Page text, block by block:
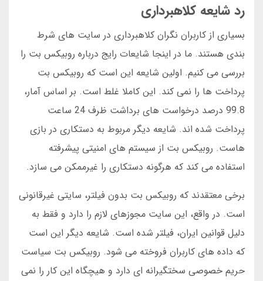
رد شایعه کلاهبرداری
بسیاری از کاربران نگران کلاهبرداری در سایت های شرط
بندی هستند. ما در اینجا شایعات رایج درباره روبیکس بت را
بررسی می کنیم. اولین شایعه این است که روبیکس بت
پرداخت ها را نمی کند. این کاملا غلط است. بر اساس آمار،
99.8 درصد درخواست های برداشت ظرف 24 ساعت
پرداخت شده اند. شایعه دیگر مربوط به دستکاری در بازی
هاست. روبیکس بت از سیستم های امنیتی پیشرفته
استفاده می کند که هرگونه دستکاری را غیرممکن می سازد.
برخی معتقدند که روبیکس بت بدون فیلتر، سایتی غیرقانونی
است. در واقع، این سایت مجوزهای لازم را دارد و فقط به
دلیل قوانین ایران، فیلتر شده است. شایعه دیگر این است
که داده های کاربران فروخته می شود. روبیکس بت سیاست
حریم خصوصی سختگیرانه ای دارد و هیچگاه این کار را نمی